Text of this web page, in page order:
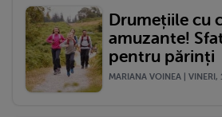
Drumețiile cu
amuzante!
pentru părinți
MARIANA VOINEA |